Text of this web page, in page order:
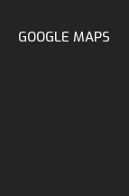
GOOGLE MAPS